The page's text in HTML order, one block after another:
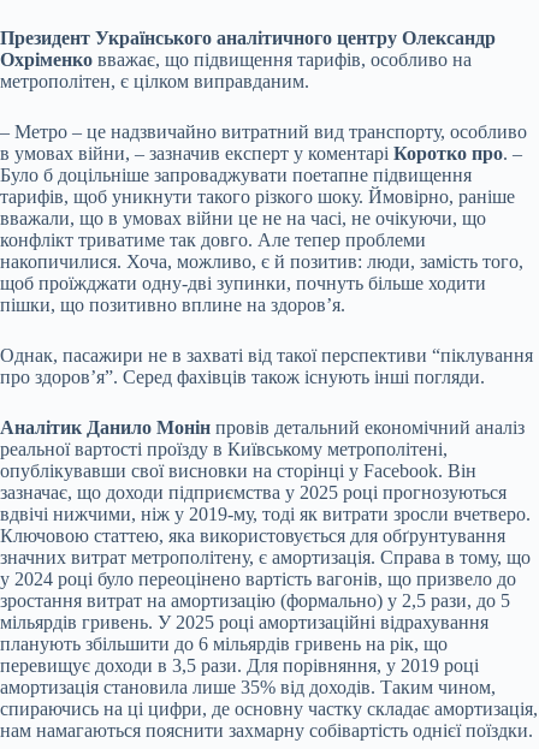
Президент Українського аналітичного центру Олександр
Охріменко вважає, що підвищення тарифів, особливо на
метрополітен, є цілком виправданим.
– Метро – це надзвичайно витратний вид транспорту, особливо
в умовах війни, – зазначив експерт у коментарі Коротко про. –
Було б доцільніше запроваджувати поетапне підвищення
тарифів, щоб уникнути такого різкого шоку. Ймовірно, раніше
вважали, що в умовах війни це не на часі, не очікуючи, що
конфлікт триватиме так довго. Але тепер проблеми
накопичилися. Хоча, можливо, є й позитив: люди, замість того,
щоб проїжджати одну-дві зупинки, почнуть більше ходити
пішки, що позитивно вплине на здоров’я.
Однак, пасажири не в захваті від такої перспективи “піклування
про здоров’я”. Серед фахівців також існують інші погляди.
Аналітик Данило Монін провів детальний економічний аналіз
реальної вартості проїзду в Київському метрополітені,
опублікувавши свої висновки на сторінці у Facebook. Він
зазначає, що доходи підприємства у 2025 році прогнозуються
вдвічі нижчими, ніж у 2019-му, тоді як витрати зросли вчетверо.
Ключовою статтею, яка використовується для обґрунтування
значних витрат метрополітену, є амортизація. Справа в тому, що
у 2024 році було переоцінено вартість вагонів, що призвело до
зростання витрат на амортизацію (формально) у 2,5 рази, до 5
мільярдів гривень. У 2025 році амортизаційні відрахування
планують збільшити до 6 мільярдів гривень на рік, що
перевищує доходи в 3,5 рази. Для порівняння, у 2019 році
амортизація становила лише 35% від доходів. Таким чином,
спираючись на ці цифри, де основну частку складає амортизація,
нам намагаються пояснити захмарну собівартість однієї поїздки.